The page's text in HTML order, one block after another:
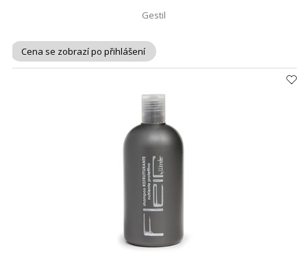
Gestil
Cena se zobrazí po přihlášení